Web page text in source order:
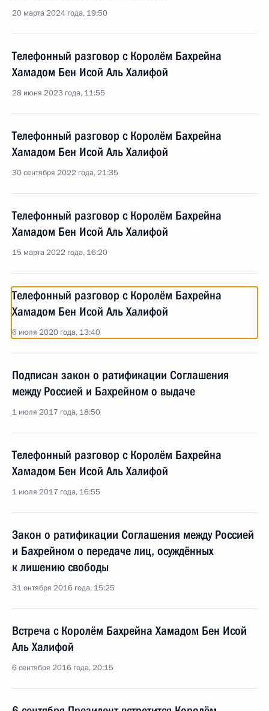
20 марта 2024 года, 19:50
Телефонный разговор с Королём Бахрейна
Хамадом Бен Исой Аль Халифой
28 июня 2023 года, 11:55
Телефонный разговор с Королём Бахрейна
Хамадом Бен Исой Аль Халифой
30 сентября 2022 года, 21:35
Телефонный разговор с Королём Бахрейна
Хамадом Бен Исой Аль Халифой
15 марта 2022 года, 16:20
Телефонный разговор с Королём Бахрейна
Хамадом Бен Исой Аль Халифой
6 июля 2020 года, 13:40
Подписан закон о ратификации Соглашения
между Россией и Бахрейном о выдаче
1 июля 2017 года, 18:50
Телефонный разговор с Королём Бахрейна
Хамадом Бен Исой Аль Халифой
1 июля 2017 года, 16:55
Закон о ратификации Соглашения между Россией
и Бахрейном о передаче лиц, осуждённых
к лишению свободы
31 октября 2016 года, 15:25
Встреча с Королём Бахрейна Хамадом Бен Исой
Аль Халифой
6 сентября 2016 года, 20:15